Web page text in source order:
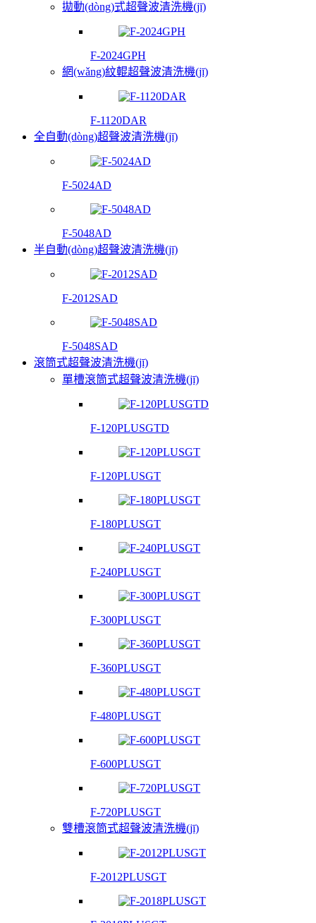
拋動(dòng)式超聲波清洗機(jī)
F-2024GPH
網(wǎng)紋輥超聲波清洗機(jī)
F-1120DAR
全自動(dòng)超聲波清洗機(jī)
F-5024AD
F-5048AD
半自動(dòng)超聲波清洗機(jī)
F-2012SAD
F-5048SAD
滾筒式超聲波清洗機(jī)
單槽滾筒式超聲波清洗機(jī)
F-120PLUSGTD
F-120PLUSGT
F-180PLUSGT
F-240PLUSGT
F-300PLUSGT
F-360PLUSGT
F-480PLUSGT
F-600PLUSGT
F-720PLUSGT
雙槽滾筒式超聲波清洗機(jī)
F-2012PLUSGT